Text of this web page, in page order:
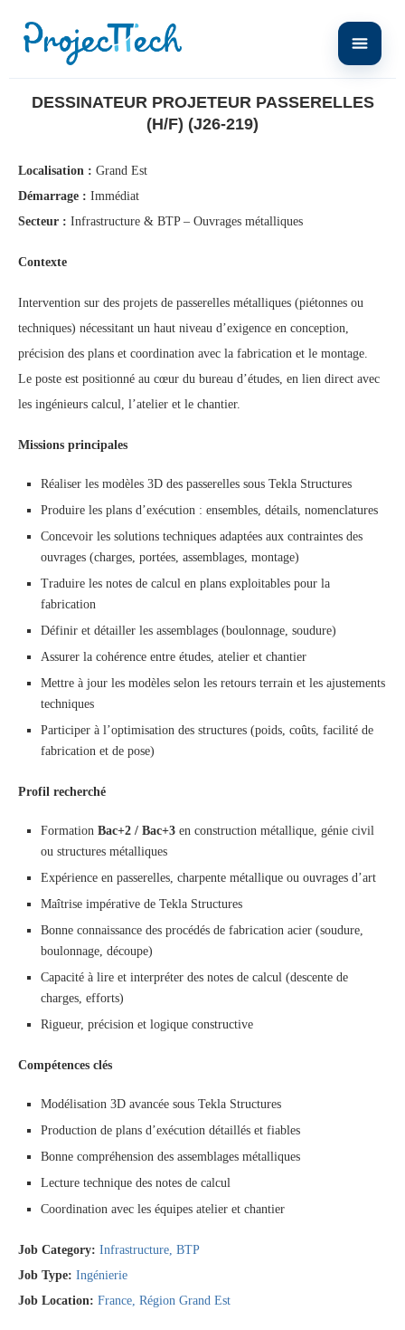
DESSINATEUR PROJETEUR PASSERELLES
(H/F) (J26-219)
Localisation : Grand Est
Démarrage : Immédiat
Secteur : Infrastructure & BTP – Ouvrages métalliques
Contexte
Intervention sur des projets de passerelles métalliques (piétonnes ou
techniques) nécessitant un haut niveau d’exigence en conception,
précision des plans et coordination avec la fabrication et le montage.
Le poste est positionné au cœur du bureau d’études, en lien direct avec
les ingénieurs calcul, l’atelier et le chantier.
Missions principales
Réaliser les modèles 3D des passerelles sous Tekla Structures
Produire les plans d’exécution : ensembles, détails, nomenclatures
Concevoir les solutions techniques adaptées aux contraintes des
ouvrages (charges, portées, assemblages, montage)
Traduire les notes de calcul en plans exploitables pour la
fabrication
Définir et détailler les assemblages (boulonnage, soudure)
Assurer la cohérence entre études, atelier et chantier
Mettre à jour les modèles selon les retours terrain et les ajustements
techniques
Participer à l’optimisation des structures (poids, coûts, facilité de
fabrication et de pose)
Profil recherché
Formation Bac+2 / Bac+3 en construction métallique, génie civil
ou structures métalliques
Expérience en passerelles, charpente métallique ou ouvrages d’art
Maîtrise impérative de Tekla Structures
Bonne connaissance des procédés de fabrication acier (soudure,
boulonnage, découpe)
Capacité à lire et interpréter des notes de calcul (descente de
charges, efforts)
Rigueur, précision et logique constructive
Compétences clés
Modélisation 3D avancée sous Tekla Structures
Production de plans d’exécution détaillés et fiables
Bonne compréhension des assemblages métalliques
Lecture technique des notes de calcul
Coordination avec les équipes atelier et chantier
Job Category: Infrastructure BTP
Job Type: Ingénierie
Job Location: France Région Grand Est